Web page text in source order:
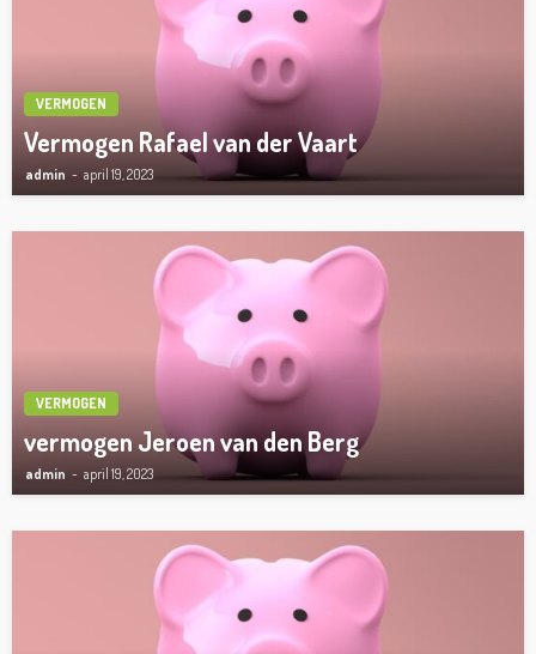
VERMOGEN
Vermogen Rafael van der Vaart
admin april 19, 2023
VERMOGEN
vermogen Jeroen van den Berg
admin april 19, 2023